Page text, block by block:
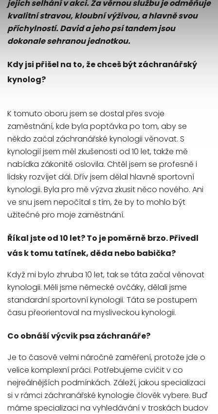
jejich selhání v akci. Za věrnou službu je odměňuje
kvalitní stravou, kloubní výživou, a hlavně svou
příchylností. David a jeho psí tandem jsou
dokonale sehranou jednotkou.
Kdy jsi přišel na to, že chceš být záchranářský
kynolog?
K tomuto oboru jsem se dostal přes svoje
zaměstnání, kde byla poptávka po tom, aby se
někdo začal záchranářské kynologii věnovat. S
kynologií jsem měl zkušenosti od 10 let, takže mě
nabídka zákonitě oslovila. Chtěl jsem se profesně i
lidsky rozvíjet dál. Dřív jsem dělal hlavně sportovní
kynologii. Byla pro mě výzva zkusit něco nového. Ani
ve snu jsem nepočítal s tím, že by to mohlo být
užitečné pro moje zaměstnání.
Říkal jste od 10 let? To je poměrně brzo. Přivedl
vás k tomu tatínek, děda nebo babička?
Když mi bylo zhruba 10 let, tak se táta začal věnovat
kynologii. Měli jsme německé ovčáky, dělali jsme
standardní sportovní kynologii. Táta se postupem
času přeorientoval na mysliveckou kynologii.
Co obnáší výcvik psa záchranáře?
Je to časově velmi náročné zaměření, protože jde o
velice komplexní práci. Potřebujeme cvičit v co
nejreálnějších podmínkách. Záleží, jakou specializaci
si v rámci záchranářské kynologie člověk vybere. Buď
máme specializaci na vyhledávání v troskách budov